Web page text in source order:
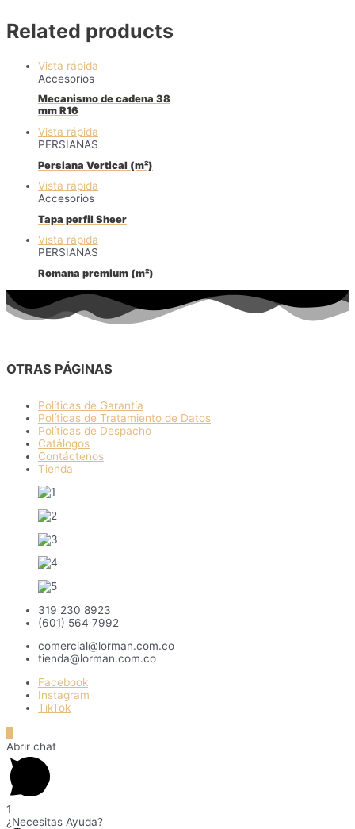
Related products
Vista rápida
Accesorios
Mecanismo de cadena 38
mm R16
Vista rápida
PERSIANAS
Persiana Vertical (m²)
Vista rápida
Accesorios
Tapa perfil Sheer
Vista rápida
PERSIANAS
Romana premium (m²)
OTRAS PÁGINAS
Políticas de Garantía
Políticas de Tratamiento de Datos
Políticas de Despacho
Catálogos
Contáctenos
Tienda
319 230 8923
(601) 564 7992
comercial@lorman.com.co
tienda@lorman.com.co
Facebook
Instagram
TikTok
Ir
arriba
Abrir chat
1
¿Necesitas Ayuda?